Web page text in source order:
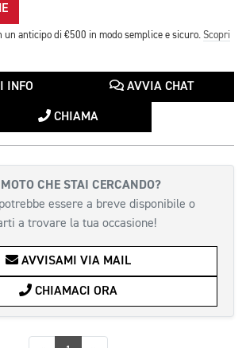
un anticipo di €500 in modo semplice e sicuro. Scopri
INFO AVVIA CHAT
CHIAMA
CHE STAI CERCANDO?
essere a breve disponibile o
a trovare la tua occasione!
AVVISAMI VIA MAIL
CHIAMACI ORA